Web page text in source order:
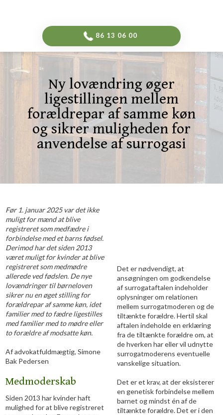
​86 13 06 00​
Ny lovændring øger
ligestillingen mellem
forældrepar af samme køn
og sikrer muligheden for
anvendelse af surrogasi
Før 1. januar 2025 var det ikke
muligt for mænd at blive
registreret som medfædre i
forbindelse med et barns fødsel.
Derimod har det siden 2013
været muligt for kvinder at blive
registreret som medmødre
allerede ved fødslen. De nye
lovændringer til børneloven
sikrer nu en øget stilling for
forældrepar af samme køn, idet
familier med to fædre ligestilles
med familier med to mødre eller
to forældre af modsatte køn.
Af advokatfuldmægtig, Simone
Bak Pedersen
Medmoderskab
Siden 2013 har kvinder haft
mulighed for at blive registreret
Det er nødvendigt, at
ansøgningen om godkendelse
af surrogataftalen indeholder
oplysninger om relationen
mellem surrogatmoderen og de
tiltænkte forældre. Hertil skal
aftalen indeholde en erklæring
fra de tiltænkte forældre om, at
de hverken har eller vil udnytte
surrogatmoderens eventuelle
vanskelige situation.
Det er et krav, at der eksisterer
en genetisk forbindelse mellem
barnet og mindst én af de
tiltænkte forældre. Det er i den